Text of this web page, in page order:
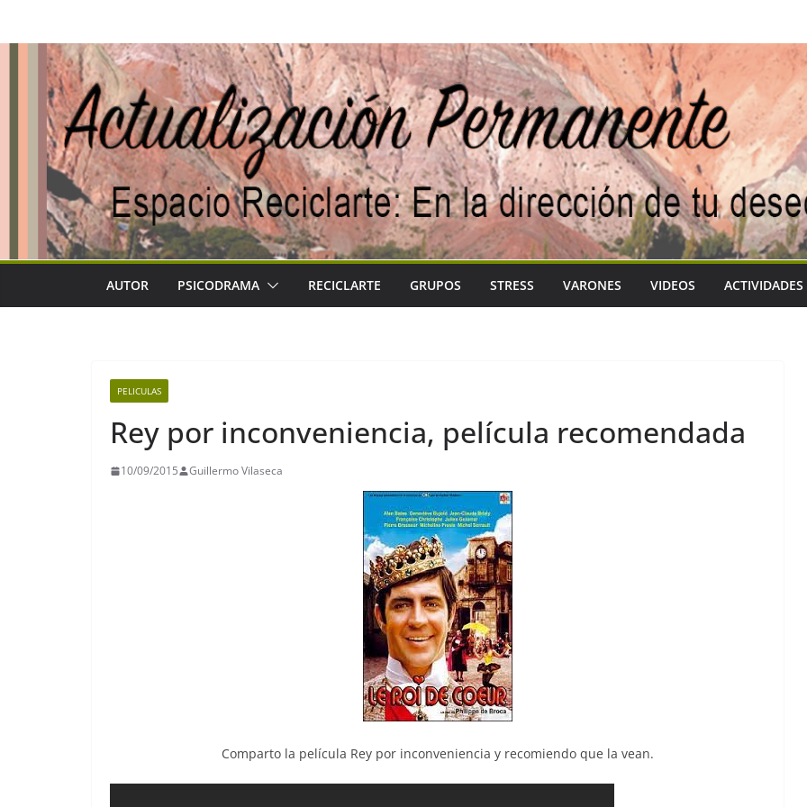
contenido
AUTOR PSICODRAMA RECICLARTE GRUPOS STRESS VARONES VIDEOS ACTIVIDADES
PELICULAS
Rey por inconveniencia, película recomendada
10/09/2015 Guillermo Vilaseca
Comparto la película Rey por inconveniencia y recomiendo que la vean.